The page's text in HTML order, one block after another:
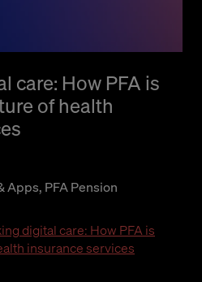
care: How PFA is
of health
Apps, PFA Pension
digital care: How PFA is
insurance services